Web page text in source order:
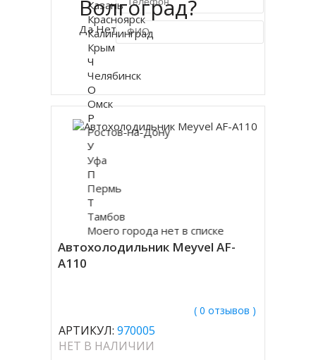
Автохолодильник Meyvel AF-
A110
( 0 отзывов )
АРТИКУЛ: 970005
НЕТ В НАЛИЧИИ
Волгоград?
Да Нет
Казань
Красноярск
Калининград
Крым
Ч
Челябинск
О
Омск
Р
Ростов-на-Дону
У
Уфа
П
Пермь
Т
Тамбов
Моего города нет в списке